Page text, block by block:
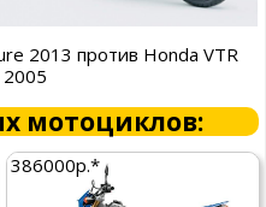
2013 против Honda VTR
мотоциклов:
386000р.*